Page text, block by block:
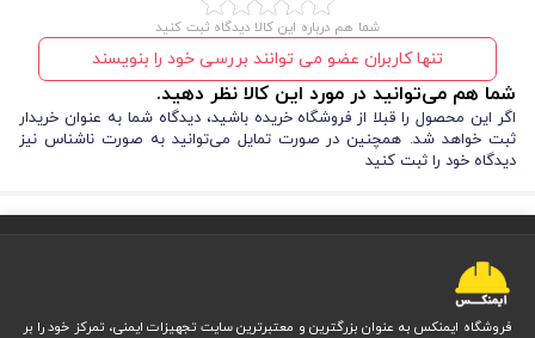
شما هم درباره این کالا دیدگاه ثبت کنید
تنها کاربران عضو می توانند بررسی خود را بنویسند
شما هم می‌توانید در مورد این کالا نظر دهید.
اگر این محصول را قبلا از فروشگاه خریده باشید، دیدگاه شما به عنوان خریدار
ثبت خواهد شد. همچنین در صورت تمایل می‌توانید به صورت ناشناس نیز
دیدگاه خود را ثبت کنید
فروشگاه ایمنکس به عنوان بزرگترین و معتبرترین سایت تجهیزات ایمنی، تمرکز خود را بر